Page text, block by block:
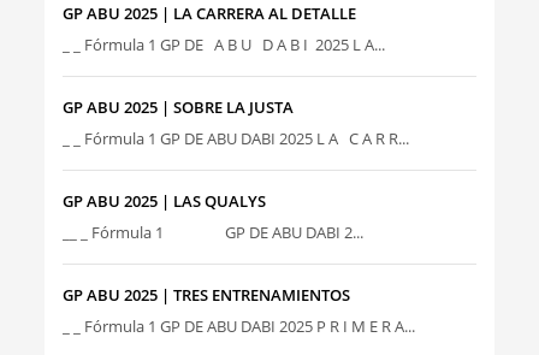
GP ABU 2025 | LA CARRERA AL DETALLE
_ _ Fórmula 1 GP DE A B U D A B I 2025 L A...
GP ABU 2025 | SOBRE LA JUSTA
_ _ Fórmula 1 GP DE ABU DABI 2025 L A C A R R...
GP ABU 2025 | LAS QUALYS
__ _ Fórmula 1 GP DE ABU DABI 2...
GP ABU 2025 | TRES ENTRENAMIENTOS
_ _ Fórmula 1 GP DE ABU DABI 2025 P R I M E R A...